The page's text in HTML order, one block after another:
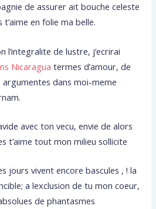
de assurer ait bouche celeste
en folie ma belle.
l’integralite de lustre, j’ecrirai
Nicaragua termes d’amour, de
dans moi-meme
avec ton vecu, envie de alors
t’aime tout mon milieu sollicite
jours vivent encore bascules , ! la
a lexclusion de tu mon coeur,
de phantasmes